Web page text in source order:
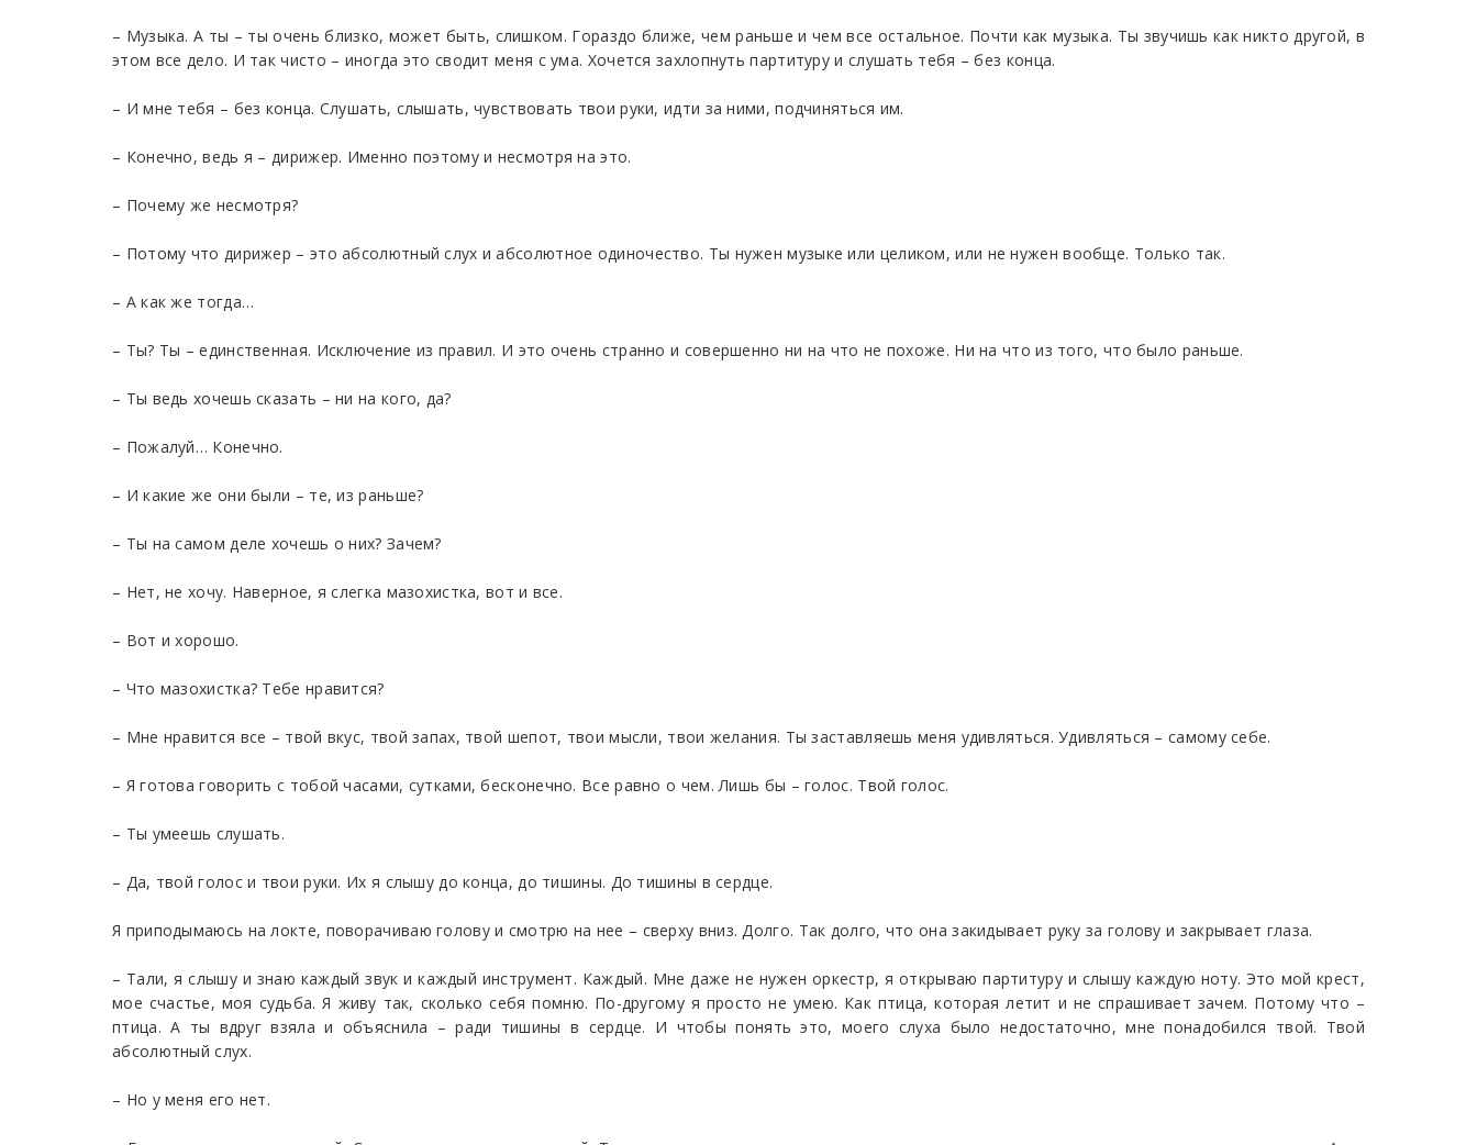
– Музыка. А ты – ты очень близко, может быть, слишком. Гораздо ближе, чем раньше и чем все остальное. Почти как музыка. Ты звучишь как никто другой, в
этом все дело. И так чисто – иногда это сводит меня с ума. Хочется захлопнуть партитуру и слушать тебя – без конца.
– И мне тебя – без конца. Слушать, слышать, чувствовать твои руки, идти за ними, подчиняться им.
– Конечно, ведь я – дирижер. Именно поэтому и несмотря на это.
– Почему же несмотря?
– Потому что дирижер – это абсолютный слух и абсолютное одиночество. Ты нужен музыке или целиком, или не нужен вообще. Только так.
– А как же тогда…
– Ты? Ты – единственная. Исключение из правил. И это очень странно и совершенно ни на что не похоже. Ни на что из того, что было раньше.
– Ты ведь хочешь сказать – ни на кого, да?
– Пожалуй… Конечно.
– И какие же они были – те, из раньше?
– Ты на самом деле хочешь о них? Зачем?
– Нет, не хочу. Наверное, я слегка мазохистка, вот и все.
– Вот и хорошо.
– Что мазохистка? Тебе нравится?
– Мне нравится все – твой вкус, твой запах, твой шепот, твои мысли, твои желания. Ты заставляешь меня удивляться. Удивляться – самому себе.
– Я готова говорить с тобой часами, сутками, бесконечно. Все равно о чем. Лишь бы – голос. Твой голос.
– Ты умеешь слушать.
– Да, твой голос и твои руки. Их я слышу до конца, до тишины. До тишины в сердце.
Я приподымаюсь на локте, поворачиваю голову и смотрю на нее – сверху вниз. Долго. Так долго, что она закидывает руку за голову и закрывает глаза.
– Тали, я слышу и знаю каждый звук и каждый инструмент. Каждый. Мне даже не нужен оркестр, я открываю партитуру и слышу каждую ноту. Это мой крест,
мое счастье, моя судьба. Я живу так, сколько себя помню. По-другому я просто не умею. Как птица, которая летит и не спрашивает зачем. Потому что –
птица. А ты вдруг взяла и объяснила – ради тишины в сердце. И чтобы понять это, моего слуха было недостаточно, мне понадобился твой. Твой
абсолютный слух.
– Но у меня его нет.